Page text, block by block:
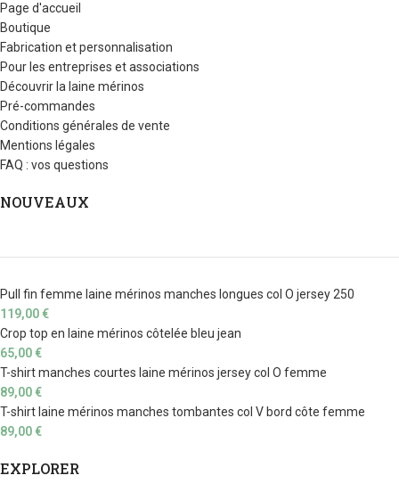
Page d'accueil
Boutique
Fabrication et personnalisation
Pour les entreprises et associations
Découvrir la laine mérinos
Pré-commandes
Conditions générales de vente
Mentions légales
FAQ : vos questions
NOUVEAUX
Pull fin femme laine mérinos manches longues col O jersey 250
119,00€
Crop top en laine mérinos côtelée bleu jean
65,00€
T-shirt manches courtes laine mérinos jersey col O femme
89,00€
T-shirt laine mérinos manches tombantes col V bord côte femme
89,00€
EXPLORER